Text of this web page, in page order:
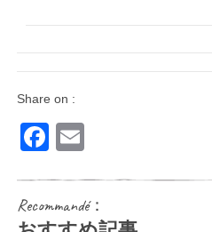
Share on :
Facebook
Recommandé：